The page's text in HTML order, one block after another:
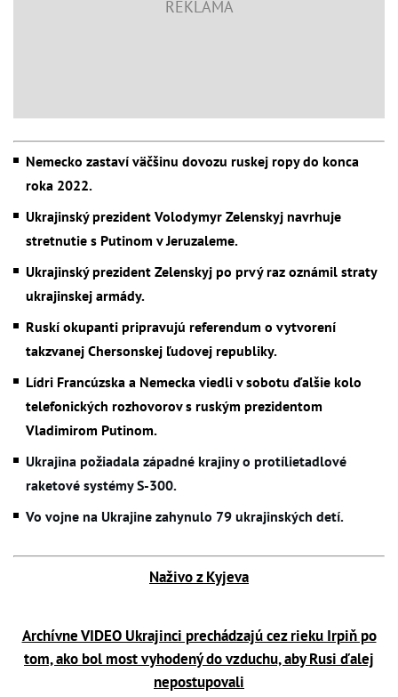
Nemecko zastaví väčšinu dovozu ruskej ropy do konca
roka 2022.
Ukrajinský prezident Volodymyr Zelenskyj navrhuje
stretnutie s Putinom v Jeruzaleme.
Ukrajinský prezident Zelenskyj po prvý raz oznámil straty
ukrajinskej armády.
Ruskí okupanti pripravujú referendum o vytvorení
takzvanej Chersonskej ľudovej republiky.
Lídri Francúzska a Nemecka viedli v sobotu ďalšie kolo
telefonických rozhovorov s ruským prezidentom
Vladimirom Putinom.
Ukrajina požiadala západné krajiny o protilietadlové
raketové systémy S-300.
Vo vojne na Ukrajine zahynulo 79 ukrajinských detí.
Naživo z Kyjeva
Archívne VIDEO Ukrajinci prechádzajú cez rieku Irpiň po
tom, ako bol most vyhodený do vzduchu, aby Rusi ďalej
nepostupovali